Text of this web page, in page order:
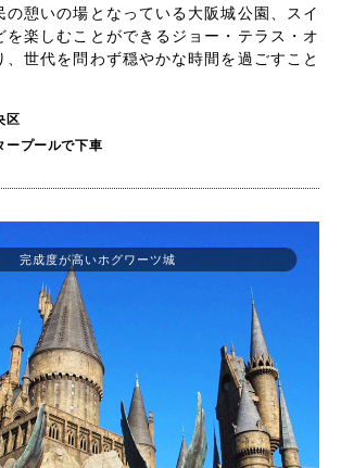
の憩いの場となっている大阪城公園、スイ
を楽しむことができるジョー・テラス・オ
、世代を問わず穏やかな時間を過ごすこと
区
ープールで下車
完成度が高いホグワーツ城